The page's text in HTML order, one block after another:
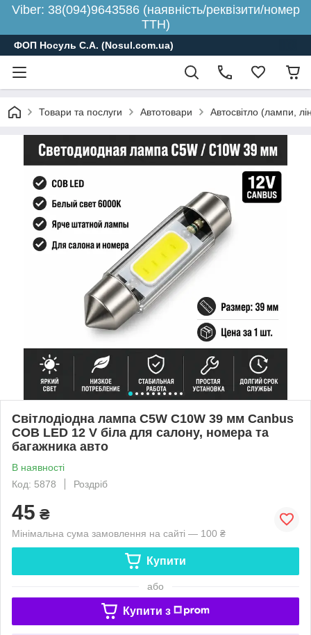
Viber: 38(094)9643586 (наявність/реквізити/номер
ТТН)
ФОП Носуль С.А. (Nosul.com.ua)
Товари та послуги Автотовари Автосвітло (лампи,
Світлодіодна лампа C5W C10W 39 мм Canbus
COB LED 12 V біла для салону, номера та
багажника авто
В наявності
Код: 5878
Роздріб
45 ₴
Мінімальна сума замовлення на сайті — 100 ₴
Купити
або
Купити з